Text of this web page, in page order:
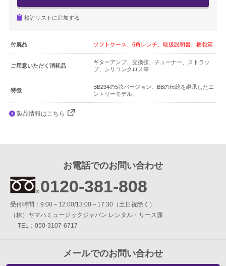
よくあるご質問
メールお問い合わせ
9:00～12:00 / 13:00～17:30
（土・日・祝日を除く）
（株）ヤマハミュージックジャパン レンタル・リース課
メールでのお問い合わせ
よくあるご質問はこちら
検討リストに追加する
付属品 ソフトケース、6角レンチ、取扱説明書、梱包箱
ご用意いただく消耗品
ギターアンプ、交換弦、チューナー、ストラッ
プ、シリコンクロス等
特徴
BB234の5弦バージョン。BBの伝統を継承したエ
ントリーモデル。
製品情報はこちら
お電話でのお問い合わせ
0120-381-808
受付時間：9:00～12:00/13:00～17:30（土日祝除く）
（株）ヤマハミュージックジャパン レンタル・リース課
TEL：050-3107-6717
メールでのお問い合わせ